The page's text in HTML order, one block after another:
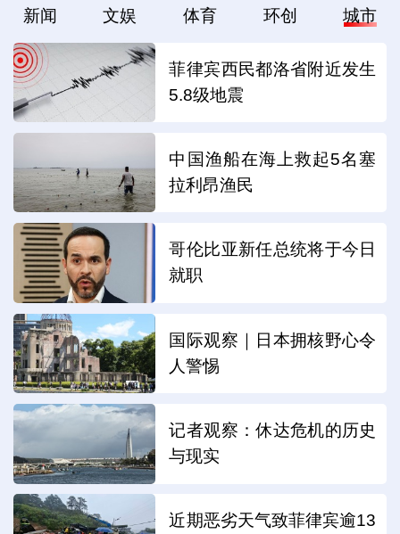
新闻 文娱 体育 环创 城市
菲律宾西民都洛省附近发生
5.8级地震
中国渔船在海上救起5名塞
拉利昂渔民
哥伦比亚新任总统将于今日
就职
国际观察｜日本拥核野心令
人警惕
记者观察：休达危机的历史
与现实
近期恶劣天气致菲律宾逾13